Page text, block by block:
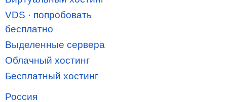
VDS · попробовать
бесплатно
Выделенные сервера
Облачный хостинг
Бесплатный хостинг
Россия